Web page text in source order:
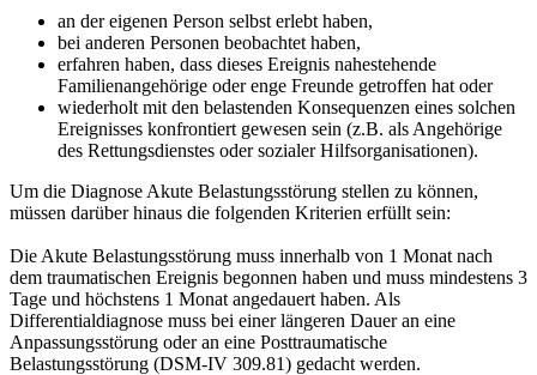
an der eigenen Person selbst erlebt haben,
bei anderen Personen beobachtet haben,
erfahren haben, dass dieses Ereignis nahestehende
Familienangehörige oder enge Freunde getroffen hat oder
wiederholt mit den belastenden Konsequenzen eines solchen
Ereignisses konfrontiert gewesen sein (z.B. als Angehörige
des Rettungsdienstes oder sozialer Hilfsorganisationen).
Um die Diagnose Akute Belastungsstörung stellen zu können,
müssen darüber hinaus die folgenden Kriterien erfüllt sein:
Die Akute Belastungsstörung muss innerhalb von 1 Monat nach
dem traumatischen Ereignis begonnen haben und muss mindestens 3
Tage und höchstens 1 Monat angedauert haben. Als
Differentialdiagnose muss bei einer längeren Dauer an eine
Anpassungsstörung oder an eine Posttraumatische
Belastungsstörung (DSM-IV 309.81) gedacht werden.